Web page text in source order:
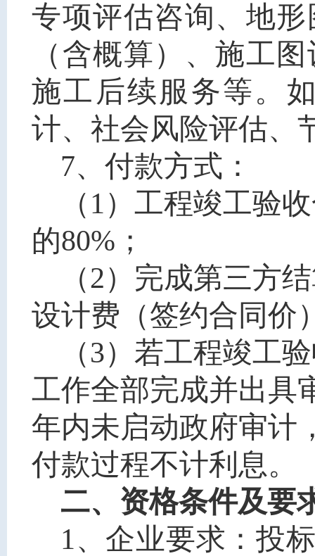
专项评估咨询、地
（含概算）、施工
施工后续服务等。
计、社会风险评估、
7、付款方式：
（1）工程竣工验
的80%；
（2）完成第三方
设计费（签约合同价
（3）若工程竣工
工作全部完成并出具
年内未启动政府审计
付款过程不计利息。
二、资格条件及要
1、企业要求：投